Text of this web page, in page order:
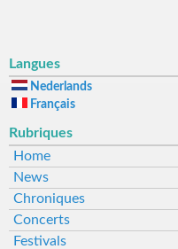
Langues
Nederlands
Français
Rubriques
Home
News
Chroniques
Concerts
Festivals